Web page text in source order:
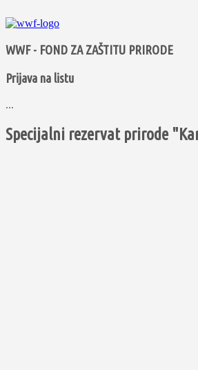
WWF - FOND ZA ZAŠTITU PRIRODE
Prijava na listu
...
Specijalni rezervat prirode